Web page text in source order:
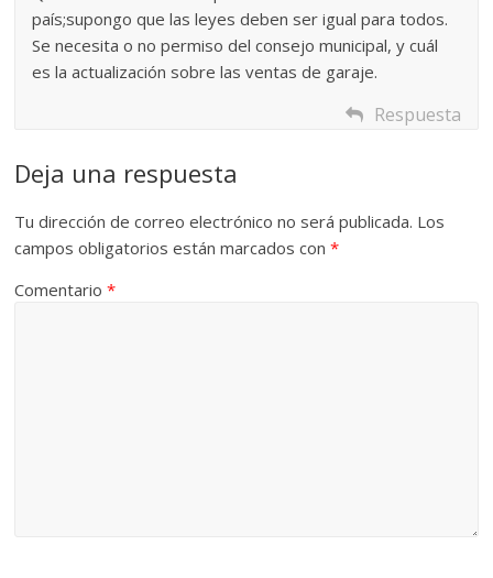
país;supongo que las leyes deben ser igual para todos.
Se necesita o no permiso del consejo municipal, y cuál
es la actualización sobre las ventas de garaje.
Respuesta
Deja una respuesta
Tu dirección de correo electrónico no será publicada. Los
campos obligatorios están marcados con*
Comentario*